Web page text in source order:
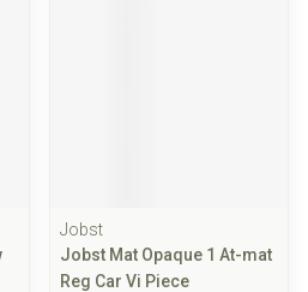
Jobst
Jobst Mat Opaque 1 At-mat
Reg Car Vi Piece